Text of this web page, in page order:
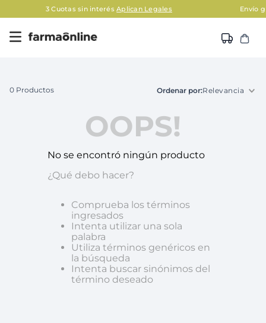
3 Cuotas sin interés Aplican Legales Envío gratis
0 Productos Relevancia
OOPS!
No se encontró ningún producto
¿Qué debo hacer?
Comprueba los términos
ingresados
Intenta utilizar una sola
palabra
Utiliza términos genéricos en
la búsqueda
Intenta buscar sinónimos del
término deseado